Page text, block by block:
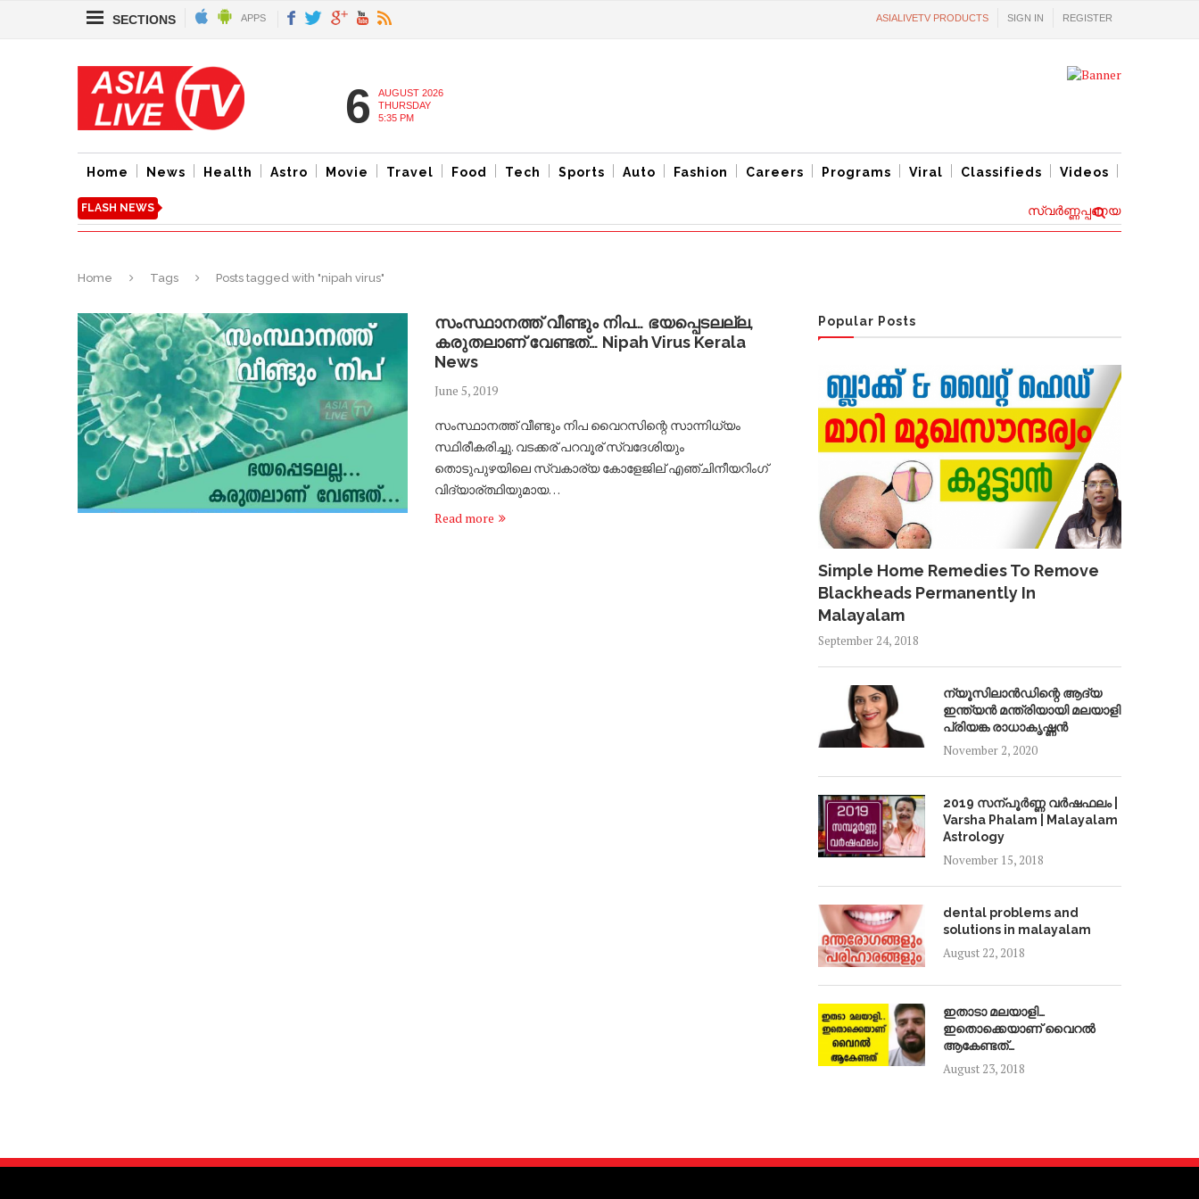
SECTIONS APPS ASIALIVETV PRODUCTS SIGN IN REGISTER
6
AUGUST 2026
THURSDAY
5:35 PM
Home News Health Astro Movie Travel Food Tech Sports Auto Fashion Careers Programs Viral Classifieds Videos
FLASH NEWS സ്വര്‍ണ്ണപ്പണയ വായ്പ്പകൾക്ക്
Home Tags Posts tagged with "nipah virus"
സംസ്ഥാനത്ത് വീണ്ടും നിപ… ഭയപ്പെടലല്ല,
കരുതലാണ് വേണ്ടത്… Nipah Virus Kerala
News
June 5, 2019
സംസ്ഥാനത്ത് വീണ്ടും നിപ വൈറസിന്റെ സാന്നിധ്യം
സ്ഥിരീകരിച്ചു. വടക്കര് പറവൂര് സ്വദേശിയും
തൊടുപുഴയിലെ സ്വകാര്യ കോളേജില് എഞ്ചിനീയറിംഗ്
വിദ്യാര്ത്ഥിയുമായ…
Read more
Popular Posts
Simple Home Remedies To Remove
Blackheads Permanently In
Malayalam
September 24, 2018
ന്യൂസിലാൻഡിന്റെ ആദ്യ
ഇന്ത്യൻ മന്ത്രിയായി മലയാളി
പ്രിയങ്ക രാധാകൃഷ്ണൻ
November 2, 2020
2019 സന്പൂർണ്ണ വർഷഫലം |
Varsha Phalam | Malayalam
Astrology
November 15, 2018
dental problems and
solutions in malayalam
August 22, 2018
ഇതാടാ മലയാളി…
ഇതൊക്കെയാണ് വൈറൽ
ആകേണ്ടത്…
August 23, 2018